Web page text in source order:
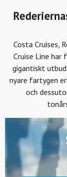
Costa Cruises,
Cruise Line
gigantiskt
nyare fartygen
och